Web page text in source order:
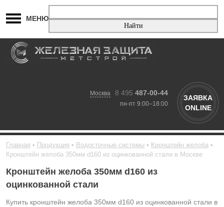
МЕНЮ
Москва 8 495 487-00-44
пн-пт 9:00–18:00
ЗАЯВКА
ONLINE
Главная Продукция Водосточные системы
Кронштейн желоба
Кронштейн желоба 350мм d160 из оцинкованной стали в Москве
Кронштейн желоба 350мм d160 из
оцинкованной стали
Купить кронштейн желоба 350мм d160 из оцинкованной стали в